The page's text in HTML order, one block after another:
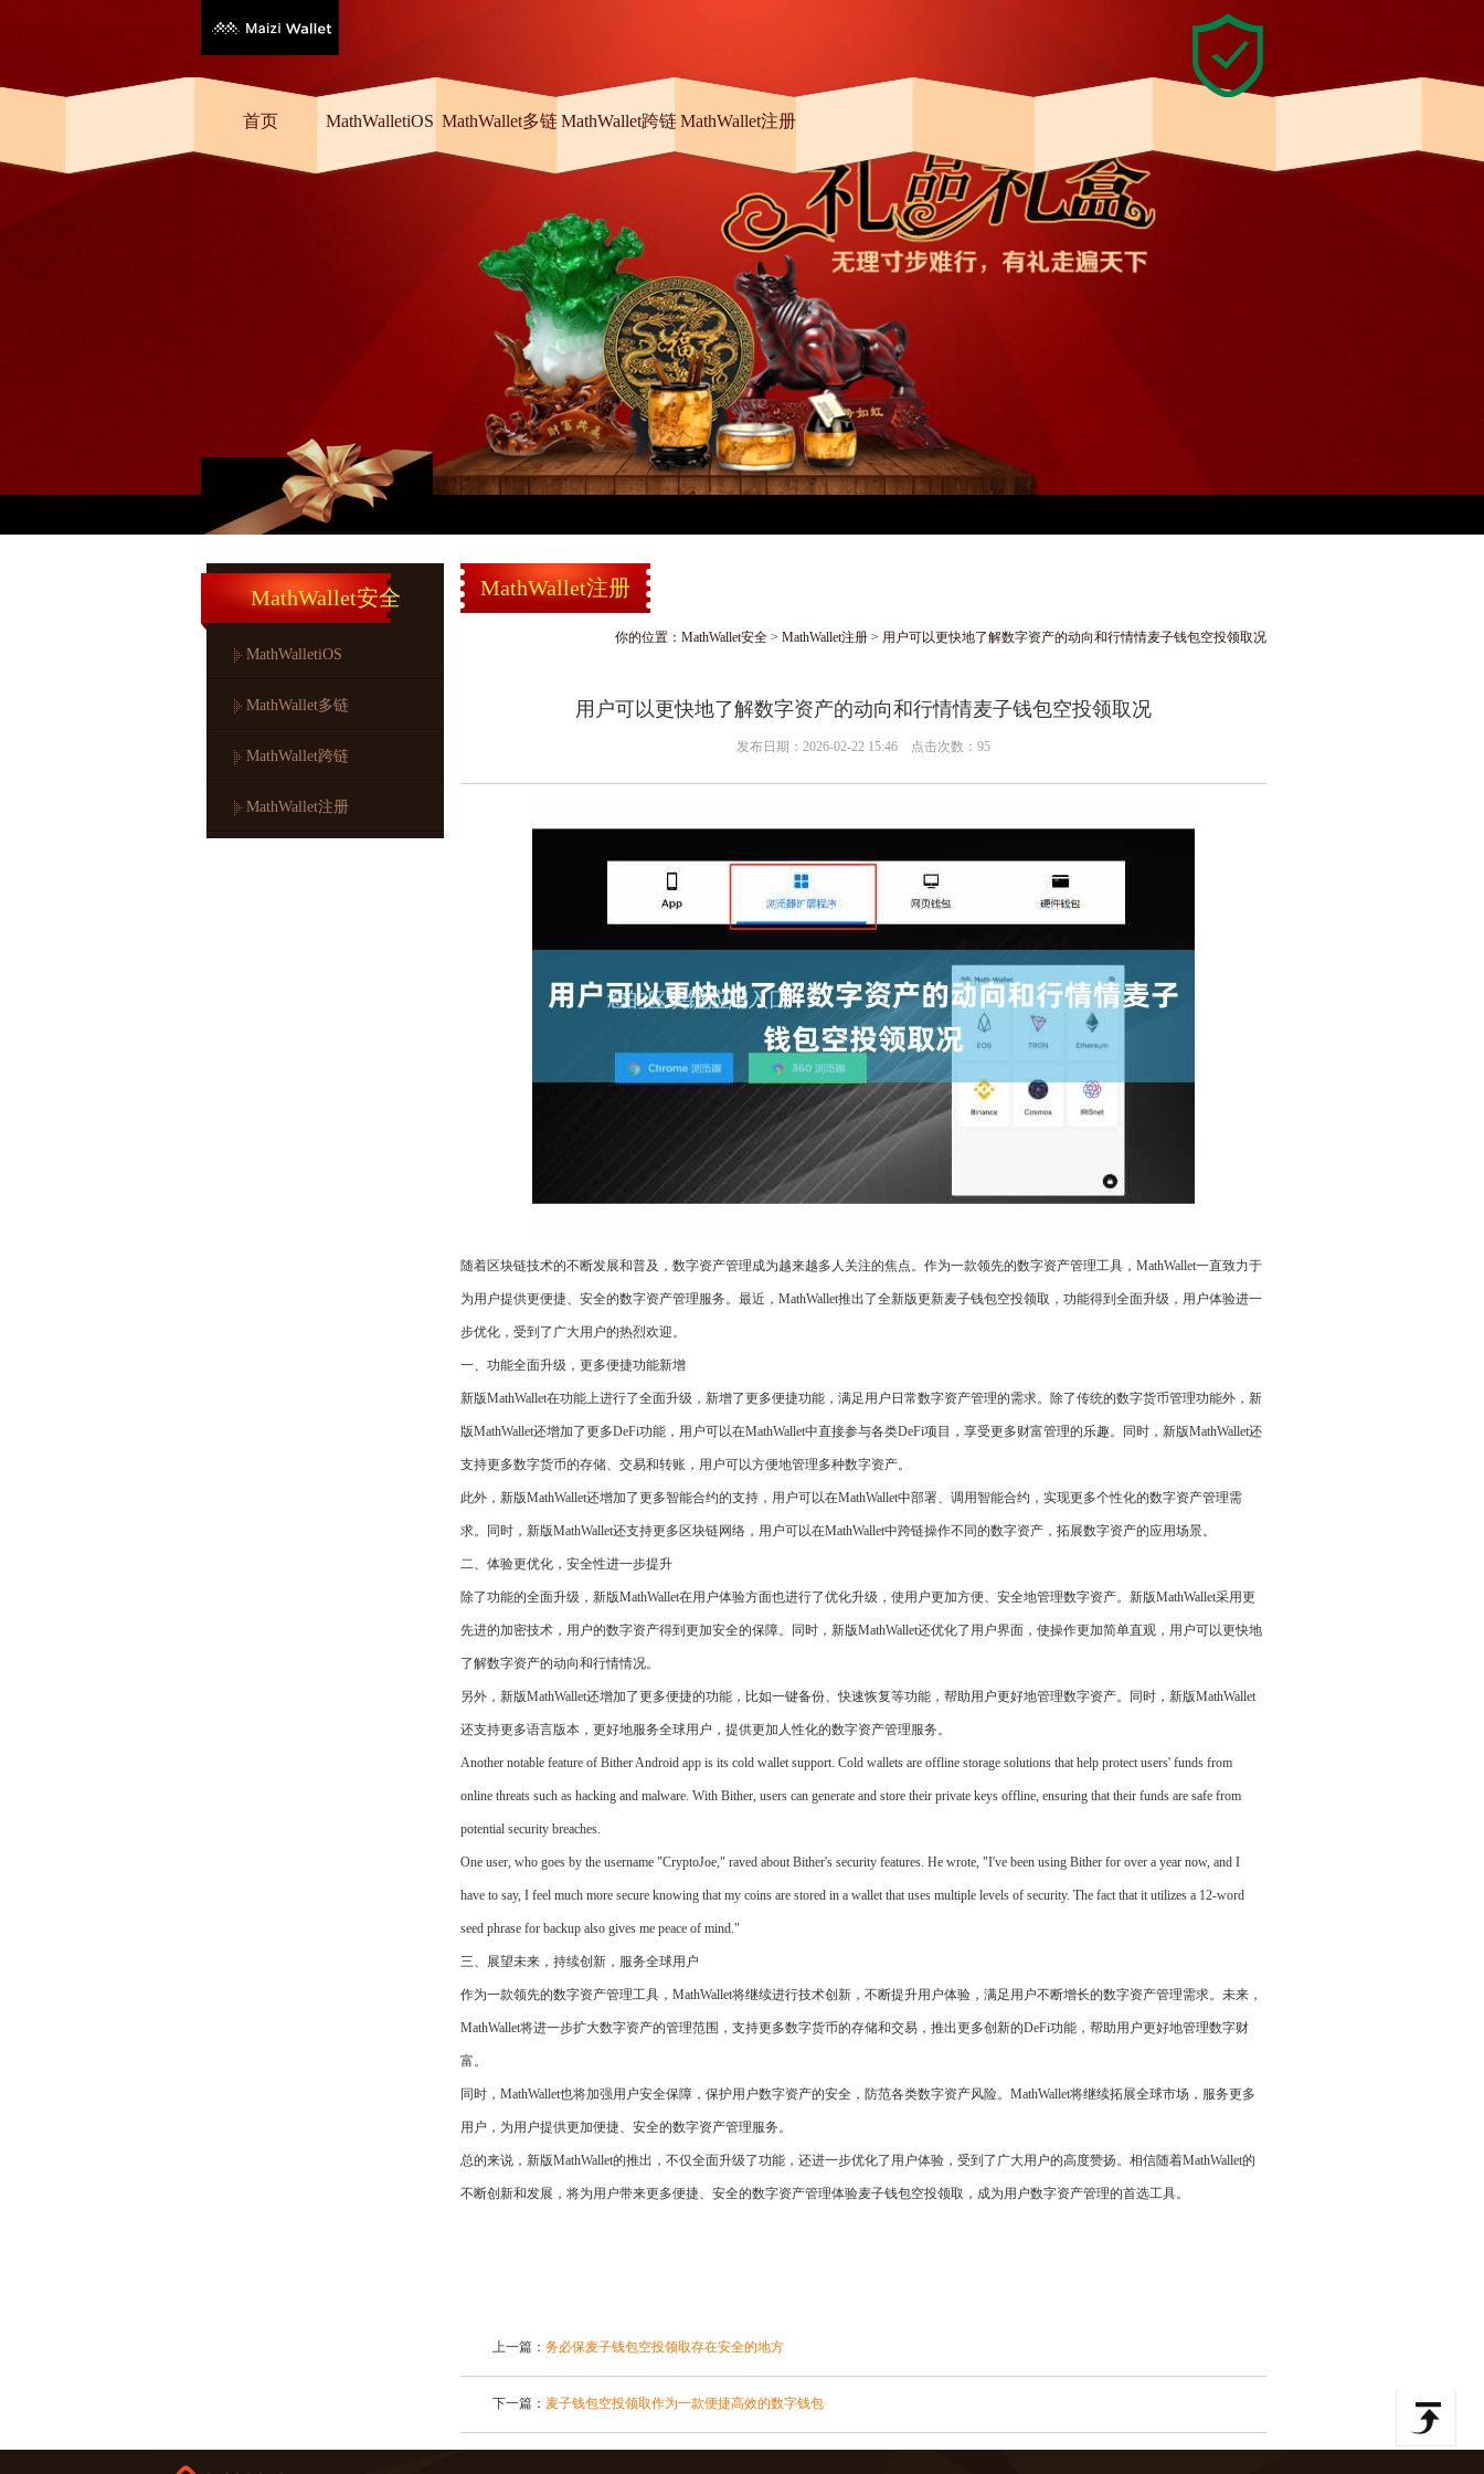
首页 MathWalletiOS MathWallet多链 MathWallet跨链 MathWallet注册
MathWallet安全
MathWalletiOS
MathWallet多链
MathWallet跨链
MathWallet注册
MathWallet注册
你的位置： MathWallet安全 > MathWallet注册 > 用户可以更快地了解数字资产的动向和行情情麦子钱包空投领取况
用户可以更快地了解数字资产的动向和行情情麦子钱包空投领取况
发布日期：2026-02-22 15:46 点击次数：95
随着区块链技术的不断发展和普及，数字资产管理成为越来越多人关注的焦点。作为一款领先的数字资产管理工具，MathWallet一直致力于
为用户提供更便捷、安全的数字资产管理服务。最近，MathWallet推出了全新版更新麦子钱包空投领取，功能得到全面升级，用户体验进一
步优化，受到了广大用户的热烈欢迎。
一、功能全面升级，更多便捷功能新增
新版MathWallet在功能上进行了全面升级，新增了更多便捷功能，满足用户日常数字资产管理的需求。除了传统的数字货币管理功能外，新
版MathWallet还增加了更多DeFi功能，用户可以在MathWallet中直接参与各类DeFi项目，享受更多财富管理的乐趣。同时，新版MathWallet还
支持更多数字货币的存储、交易和转账，用户可以方便地管理多种数字资产。
此外，新版MathWallet还增加了更多智能合约的支持，用户可以在MathWallet中部署、调用智能合约，实现更多个性化的数字资产管理需
求。同时，新版MathWallet还支持更多区块链网络，用户可以在MathWallet中跨链操作不同的数字资产，拓展数字资产的应用场景。
二、体验更优化，安全性进一步提升
除了功能的全面升级，新版MathWallet在用户体验方面也进行了优化升级，使用户更加方便、安全地管理数字资产。新版MathWallet采用更
先进的加密技术，用户的数字资产得到更加安全的保障。同时，新版MathWallet还优化了用户界面，使操作更加简单直观，用户可以更快地
了解数字资产的动向和行情情况。
另外，新版MathWallet还增加了更多便捷的功能，比如一键备份、快速恢复等功能，帮助用户更好地管理数字资产。同时，新版MathWallet
还支持更多语言版本，更好地服务全球用户，提供更加人性化的数字资产管理服务。
Another notable feature of Bither Android app is its cold wallet support. Cold wallets are offline storage solutions that help protect users' funds from
online threats such as hacking and malware. With Bither, users can generate and store their private keys offline, ensuring that their funds are safe from
potential security breaches.
One user, who goes by the username "CryptoJoe," raved about Bither's security features. He wrote, "I've been using Bither for over a year now, and I
have to say, I feel much more secure knowing that my coins are stored in a wallet that uses multiple levels of security. The fact that it utilizes a 12-word
seed phrase for backup also gives me peace of mind."
三、展望未来，持续创新，服务全球用户
作为一款领先的数字资产管理工具，MathWallet将继续进行技术创新，不断提升用户体验，满足用户不断增长的数字资产管理需求。未来，
MathWallet将进一步扩大数字资产的管理范围，支持更多数字货币的存储和交易，推出更多创新的DeFi功能，帮助用户更好地管理数字财
富。
同时，MathWallet也将加强用户安全保障，保护用户数字资产的安全，防范各类数字资产风险。MathWallet将继续拓展全球市场，服务更多
用户，为用户提供更加便捷、安全的数字资产管理服务。
总的来说，新版MathWallet的推出，不仅全面升级了功能，还进一步优化了用户体验，受到了广大用户的高度赞扬。相信随着MathWallet的
不断创新和发展，将为用户带来更多便捷、安全的数字资产管理体验麦子钱包空投领取，成为用户数字资产管理的首选工具。
上一篇： 务必保麦子钱包空投领取存在安全的地方
下一篇： 麦子钱包空投领取作为一款便捷高效的数字钱包